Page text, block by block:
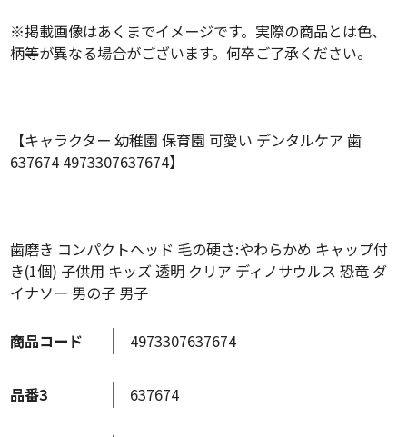
商品コード 4973307637674
品番3 637674
※掲載画像はあくまでイメージです。実際の商品とは色、
柄等が異なる場合がございます。何卒ご了承ください。
【キャラクター 幼稚園 保育園 可愛い デンタルケア 歯
637674 4973307637674】
歯磨き コンパクトヘッド 毛の硬さ:やわらかめ キャップ付
き(1個) 子供用 キッズ 透明 クリア ディノサウルス 恐竜 ダ
イナソー 男の子 男子